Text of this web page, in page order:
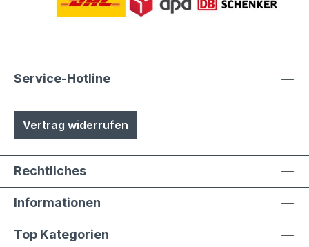
Service-Hotline
Vertrag widerrufen
Rechtliches
Informationen
Top Kategorien